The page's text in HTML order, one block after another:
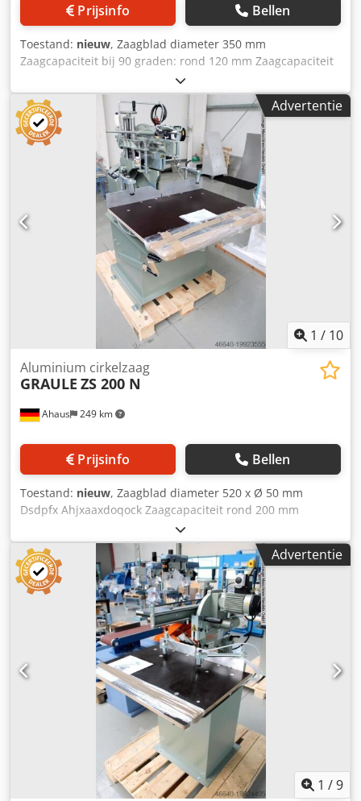
Prijsinfo Bellen
Toestand: nieuw, Zaagblad diameter 350 mm
Zaagcapaciteit bij 90 graden: rond 120 mm Zaagcapaciteit
bij 90 graden: vierkant 110 mm Zaagcapaciteit bij 90
graden: plat 200x88 mm Zaagcapaciteit bij 45 graden: rond
115 mm Zaagcapaciteit bij 45 graden: vierkant 110 mm
Zaagcapaciteit bij 45 graden: rechthoekig 150x80 mm
Totale vermogensbehoefte 1,5/1,8 kW Machinegewicht ca.
0,22 t Afmetingen L x B x H 0,7 x 0,9 x 1,9 m LET OP:
ACTIEPRIJS!!! - Afkorten links/rechts 45° - Kop-schuine
zaagsneden tot 45° (Schifter) - Pneumatische dubbele
snelspanklem Klembakken sluiten bij het neerlaten -
Kogellager-tafel Djdpjd Iin Djfx Ahqock - Machineonderstel
- Zeer krachtig en prestatiegericht - Hoogwaardige
Advertentie
1 / 10
Ahaus 249 km
Aluminium cirkelzaag
GRAULE ZS 200 N
Prijsinfo Bellen
Toestand: nieuw, Zaagblad diameter 520 x Ø 50 mm
Dsdpfx Ahjxaaxdoqock Zaagcapaciteit rond 200 mm
Zaaglengte 420 mm Zaaghoogte bij 45°: 140 mm
Zaagbladafmetingen 520x3,6/3,0x50 mm Toerental 2800
tpm Aansluiting afzuiging Ø 100 mm Totaal benodigd
vermogen 3,0 kW Machinegewicht ca. 310 kg Afmetingen L-
B-H: 1400 x 900 x 1650 mm - Afkort- en verstekcirkelzaag
voor afkortwerk - Dubbelzijdige verstekinstelling (60°/45°),
met vaste aanslagen - Schiftersnede aan beide zijden
(60°/45°), met vaste aanslagen - Stabiele gietijzeren
constructie - Precieze kogelbusgeleiding van de
gereedschapswagen op geharde en geslepen stalen assen
- Handmatige zaagvoeding - Zaagblad traploos in hoogte
verstelbaar - Aansluiting voor optionele afzuiging
Uitrusting: - 3,0 kW-motor geschikt voor aluminium
zaagwerk - Zaagblad kantelbaar via handwiel en
wormwieloverbrenging (schiftersnede) - Zaagblad
diameter 520 mm - Opnamegat zaagblad 50 mm -
Zaagbladtoerental 2.800 tpm - 400 Volt / 3 kW (S6/40%)
Advertentie
1 /9